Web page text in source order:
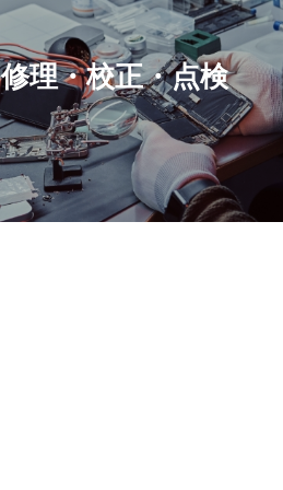
修理・校正・点検